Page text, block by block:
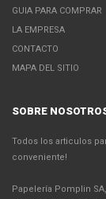
GUIA PARA COMPRAR
LA EMPRESA
CONTACTO
MAPA DEL SITIO
SOBRE
Todos los articulos
conveniente!
Papelería Pomplin